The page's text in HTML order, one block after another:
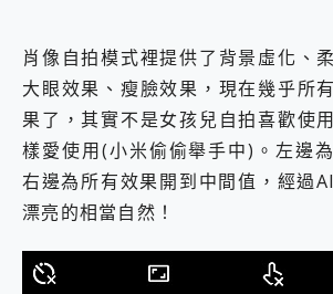
肖像自拍模式裡提供了背景虛化、
大眼效果、瘦臉效果，現在幾乎所
果了，其實不是女孩兒自拍喜歡使
樣愛使用(小米偷偷舉手中)。左邊
右邊為所有效果開到中間值，經過
漂亮的相當自然！